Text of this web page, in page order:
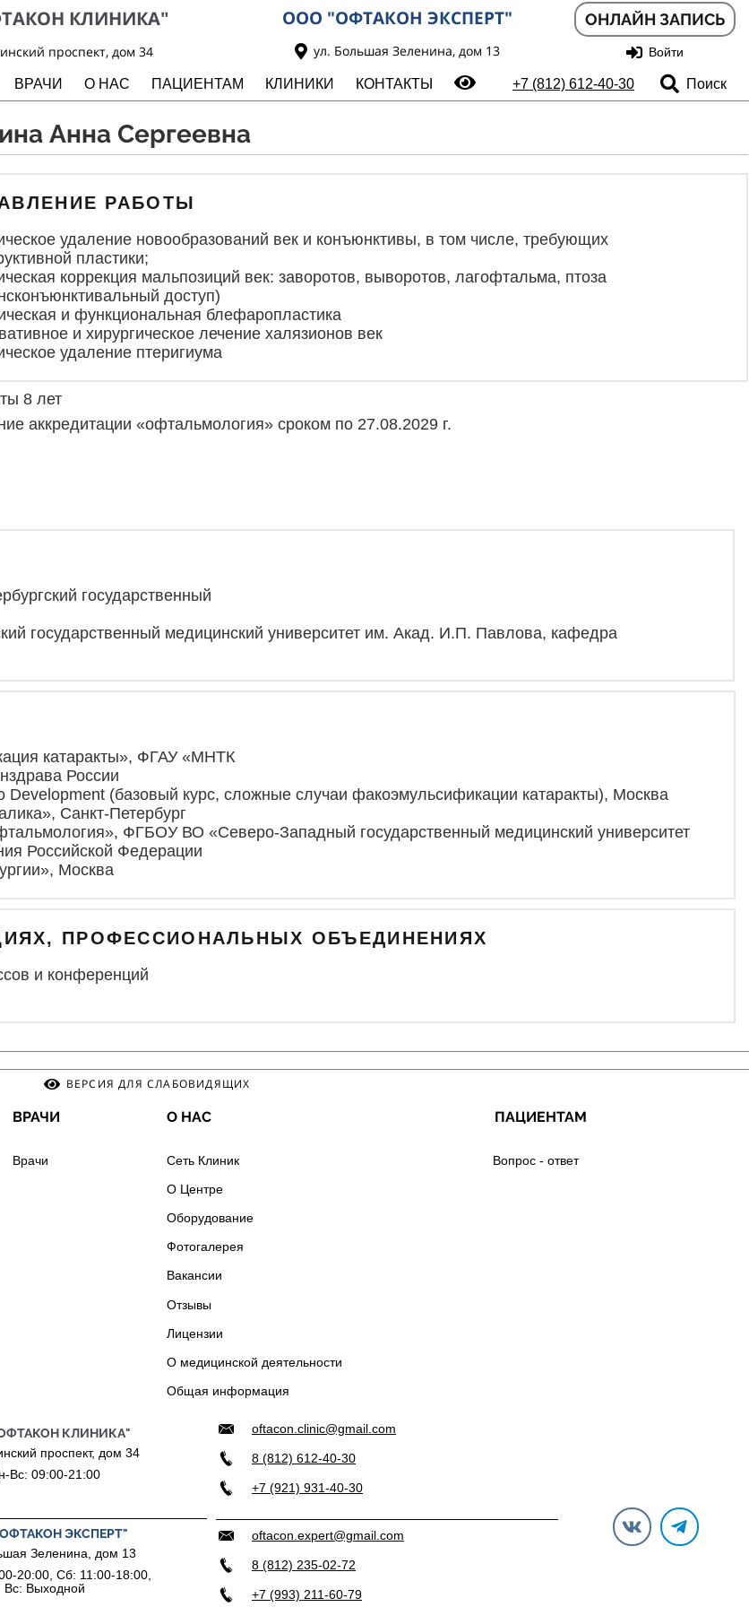
КЛИНИКА"
проспект, дом 34
ООО "ОФТАКОН ЭКСПЕРТ"
ул. Большая Зеленина, дом 13
ОНЛАЙН ЗАПИСЬ
Войти
ВРАЧИ О НАС ПАЦИЕНТАМ КЛИНИКИ КОНТАКТЫ +7 (812) 612-40-30 Поиск
Анна Сергеевна
РАБОТЫ
удаление новообразований век и конъюнктивы, в том числе, требующих
пластики;
коррекция мальпозиций век: заворотов, выворотов, лагофтальма, птоза
доступ)
и функциональная блефаропластика
и хирургическое лечение халязионов век
удаление птеригиума
8 лет
аккредитации «офтальмология» сроком по 27.08.2029 г.
государственный
государственный медицинский университет им. Акад. И.П. Павлова, кафедра
катаракты», ФГАУ «МНТК
России
(базовый курс, сложные случаи факоэмульсификации катаракты), Москва
Санкт-Петербург
ФГБОУ ВО «Северо-Западный государственный медицинский университет
Российской Федерации
Москва
ПРОФЕССИОНАЛЬНЫХ ОБЪЕДИНЕНИЯХ
и конференций
ВЕРСИЯ ДЛЯ СЛАБОВИДЯЩИХ
ВРАЧИ
Врачи
О НАС
Сеть Клиник
О Центре
Оборудование
Фотогалерея
Вакансии
Отзывы
Лицензии
О медицинской деятельности
Общая информация
ПАЦИЕНТАМ
Вопрос - ответ
КЛИНИКА"
проспект, дом 34
Вс: 09:00-21:00
ЭКСПЕРТ"
Зеленина, дом 13
20:00, Сб: 11:00-18:00,
Вс: Выходной
oftacon.clinic@gmail.com
8 (812) 612-40-30
+7 (921) 931-40-30
oftacon.expert@gmail.com
8 (812) 235-02-72
+7 (993) 211-60-79